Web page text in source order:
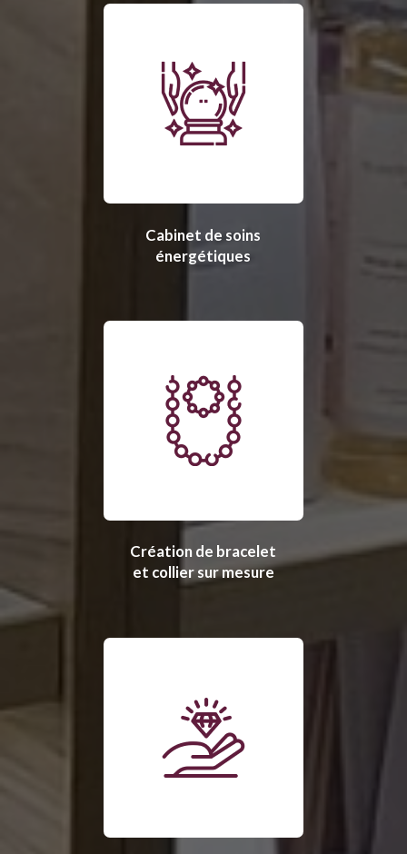
Cabinet de soins
énergétiques
Création de bracelet
et collier sur mesure